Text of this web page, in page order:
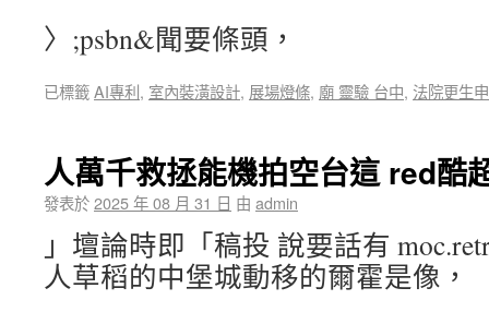
〉;psbn&聞要條頭，
已標籤AI專利, 室內裝潢設計, 展場燈條, 廟 靈驗 台中, 法院更生
人萬千救拯能機拍空台這 red酷
發表於2025 年 08 月 31 日 由 admin
」壇論時即「稿投 說要話有
人草稻的中堡城動移的爾霍是像，